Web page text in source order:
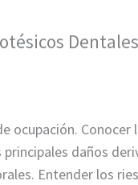
Dentales
Conocer
daños
Entender los